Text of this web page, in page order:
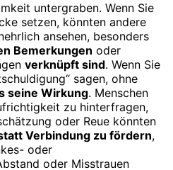
untergraben. Wenn Sie
setzen, könnten andere
ansehen, besonders
Bemerkungen oder
verknüpft sind. Wenn Sie
sagen, ohne
seine Wirkung. Menschen
zu hinterfragen,
oder Reue könnten
Verbindung zu fördern,
oder
oder Misstrauen